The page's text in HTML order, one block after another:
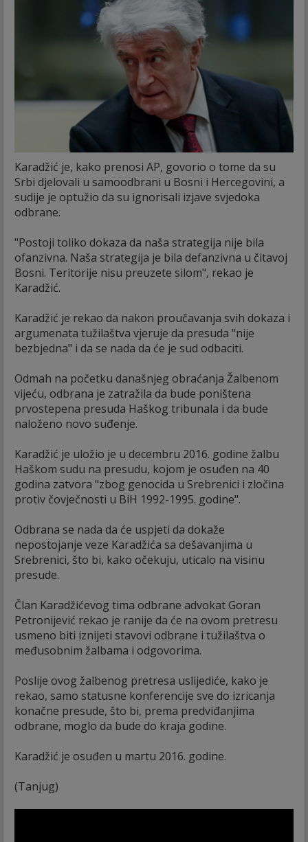
Karadžić je, kako prenosi AP, govorio o tome da su
Srbi djelovali u samoodbrani u Bosni i Hercegovini, a
sudije je optužio da su ignorisali izjave svjedoka
odbrane.
"Postoji toliko dokaza da naša strategija nije bila
ofanzivna. Naša strategija je bila defanzivna u čitavoj
Bosni. Teritorije nisu preuzete silom", rekao je
Karadžić.
Karadžić je rekao da nakon proučavanja svih dokaza i
argumenata tužilaštva vjeruje da presuda "nije
bezbjedna" i da se nada da će je sud odbaciti.
Odmah na početku današnjeg obraćanja Žalbenom
vijeću, odbrana je zatražila da bude poništena
prvostepena presuda Haškog tribunala i da bude
naloženo novo suđenje.
Karadžić je uložio je u decembru 2016. godine žalbu
Haškom sudu na presudu, kojom je osuđen na 40
godina zatvora "zbog genocida u Srebrenici i zločina
protiv čovječnosti u BiH 1992-1995. godine".
Odbrana se nada da će uspjeti da dokaže
nepostojanje veze Karadžića sa dešavanjima u
Srebrenici, što bi, kako očekuju, uticalo na visinu
presude.
Član Karadžićevog tima odbrane advokat Goran
Petronijević rekao je ranije da će na ovom pretresu
usmeno biti iznijeti stavovi odbrane i tužilaštva o
međusobnim žalbama i odgovorima.
Poslije ovog žalbenog pretresa uslijediće, kako je
rekao, samo statusne konferencije sve do izricanja
konačne presude, što bi, prema predviđanjima
odbrane, moglo da bude do kraja godine.
Karadžić je osuđen u martu 2016. godine.
(Tanjug)